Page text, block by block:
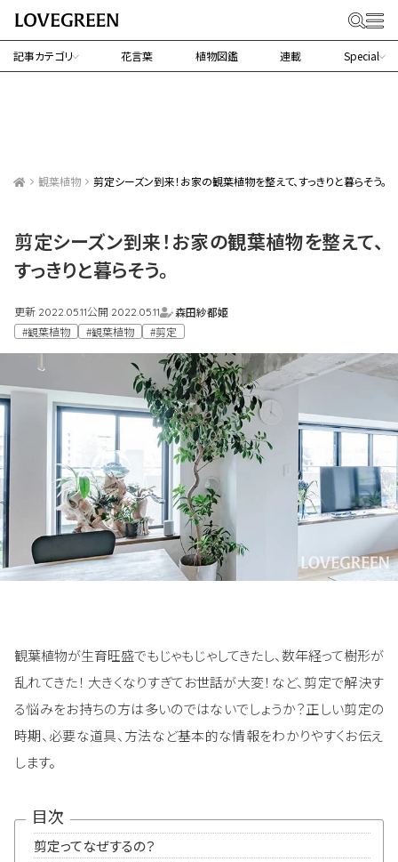
記事カテゴリ 花言葉 植物図鑑 連載 Special
観葉植物 剪定シーズン到来！お家の観葉植物を整えて、すっきりと暮らそう。
剪定シーズン到来！お家の観葉植物を整えて、
すっきりと暮らそう。
更新 2022.05.11公開 2022.05.11
森田紗都姫
#観葉植物
#観葉植物 #剪定
観葉植物が生育旺盛でもじゃもじゃしてきたし、数年経って樹形が
乱れてきた！ 大きくなりすぎてお世話が大変！など、剪定で解決す
る悩みをお持ちの方は多いのではないでしょうか？正しい剪定の
時期、必要な道具、方法など基本的な情報をわかりやすくお伝え
します。
目次
剪定ってなぜするの？